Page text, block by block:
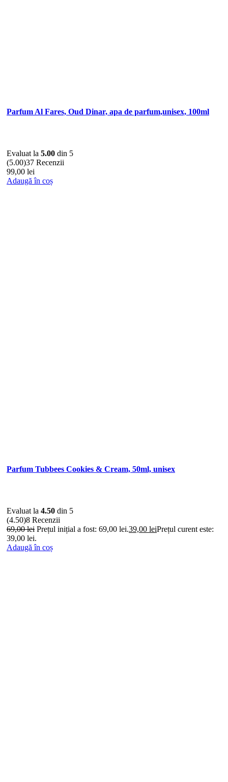
Parfum Al Fares, Oud Dinar, apa de parfum,unisex, 100ml
Evaluat la 5.00 din 5
(5.00)37 Recenzii
99,00 lei
Adaugă în coș
Parfum Tubbees Cookies & Cream, 50ml, unisex
Evaluat la 4.50 din 5
(4.50)8 Recenzii
69,00lei Prețul inițial a fost: 69,00 lei.39,00 leiPrețul curent este:
39,00 lei.
Adaugă în coș